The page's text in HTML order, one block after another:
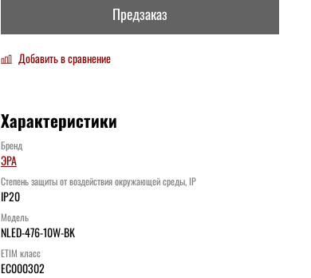
Предзаказ
Добавить в сравнение
Характеристики
Бренд
ЭРА
Степень защиты от воздействия окружающей среды, IP
IP20
Модель
NLED-476-10W-BK
ETIM класс
EC000302